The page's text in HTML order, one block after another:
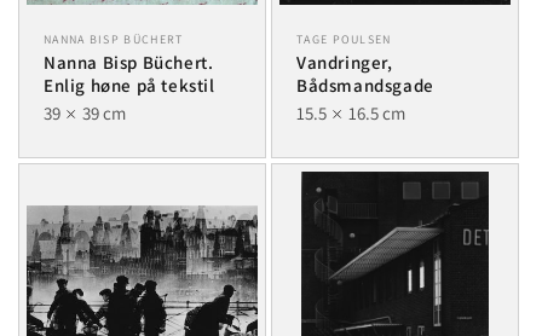
NANNA BISP BÜCHERT
Nanna Bisp Büchert.
Enlig høne på tekstil
39
39 cm
TAGE POULSEN
Vandringer,
Bådsmandsgade
15.5
16.5 cm